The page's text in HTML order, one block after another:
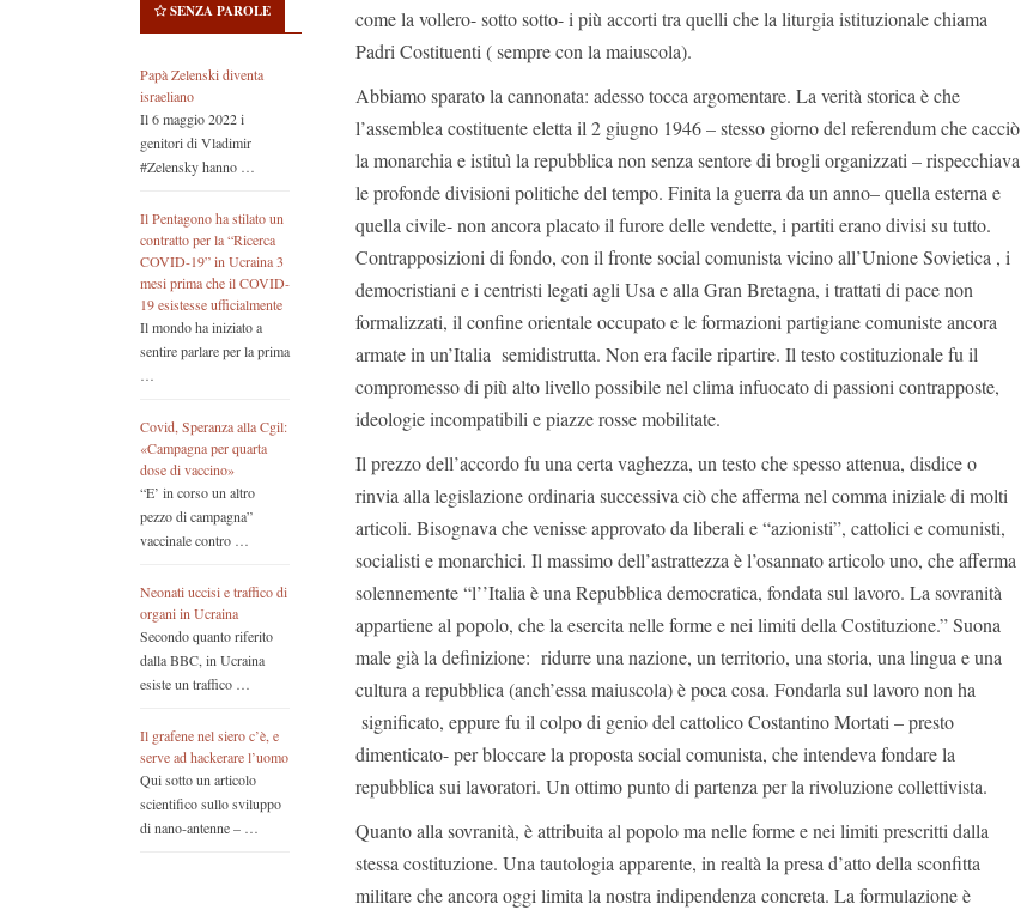
SENZA PAROLE
Papà Zelenski diventa
israeliano
Il 6 maggio 2022 i
genitori di Vladimir
#Zelensky hanno …
Il Pentagono ha stilato un
contratto per la “Ricerca
COVID-19” in Ucraina 3
mesi prima che il COVID-
19 esistesse ufficialmente
Il mondo ha iniziato a
sentire parlare per la prima
…
Covid, Speranza alla Cgil:
«Campagna per quarta
dose di vaccino»
“E’ in corso un altro
pezzo di campagna”
vaccinale contro …
Neonati uccisi e traffico di
organi in Ucraina
Secondo quanto riferito
dalla BBC, in Ucraina
esiste un traffico …
Il grafene nel siero c’è, e
serve ad hackerare l’uomo
Qui sotto un articolo
scientifico sullo sviluppo
di nano-antenne – …
come la vollero- sotto sotto- i più accorti tra quelli che la liturgia istituzionale chiama
Padri Costituenti ( sempre con la maiuscola).
Abbiamo sparato la cannonata: adesso tocca argomentare. La verità storica è che
l’assemblea costituente eletta il 2 giugno 1946 – stesso giorno del referendum che cacciò
la monarchia e istituì la repubblica non senza sentore di brogli organizzati – rispecchiava
le profonde divisioni politiche del tempo. Finita la guerra da un anno– quella esterna e
quella civile- non ancora placato il furore delle vendette, i partiti erano divisi su tutto.
Contrapposizioni di fondo, con il fronte social comunista vicino all’Unione Sovietica , i
democristiani e i centristi legati agli Usa e alla Gran Bretagna, i trattati di pace non
formalizzati, il confine orientale occupato e le formazioni partigiane comuniste ancora
armate in un’Italia semidistrutta. Non era facile ripartire. Il testo costituzionale fu il
compromesso di più alto livello possibile nel clima infuocato di passioni contrapposte,
ideologie incompatibili e piazze rosse mobilitate.
Il prezzo dell’accordo fu una certa vaghezza, un testo che spesso attenua, disdice o
rinvia alla legislazione ordinaria successiva ciò che afferma nel comma iniziale di molti
articoli. Bisognava che venisse approvato da liberali e “azionisti”, cattolici e comunisti,
socialisti e monarchici. Il massimo dell’astrattezza è l’osannato articolo uno, che afferma
solennemente “l’’Italia è una Repubblica democratica, fondata sul lavoro. La sovranità
appartiene al popolo, che la esercita nelle forme e nei limiti della Costituzione.” Suona
male già la definizione: ridurre una nazione, un territorio, una storia, una lingua e una
cultura a repubblica (anch’essa maiuscola) è poca cosa. Fondarla sul lavoro non ha
significato, eppure fu il colpo di genio del cattolico Costantino Mortati – presto
dimenticato- per bloccare la proposta social comunista, che intendeva fondare la
repubblica sui lavoratori. Un ottimo punto di partenza per la rivoluzione collettivista.
Quanto alla sovranità, è attribuita al popolo ma nelle forme e nei limiti prescritti dalla
stessa costituzione. Una tautologia apparente, in realtà la presa d’atto della sconfitta
militare che ancora oggi limita la nostra indipendenza concreta. La formulazione è